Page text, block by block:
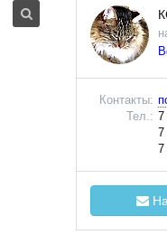
Контакты:
Тел.: 7
7
7